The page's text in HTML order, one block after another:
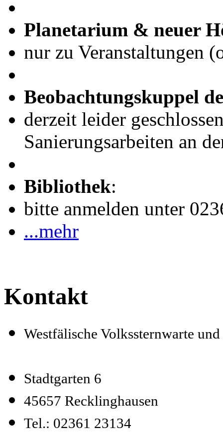
Planetarium & neuer
nur zu Veranstaltungen
Beobachtungskuppel
derzeit leider
Sanierungsarbeiten an
Bibliothek:
bitte anmelden unter
...mehr
Kontakt
Westfälische Volkssternwarte
Stadtgarten 6
45657 Recklinghausen
Tel.: 02361 23134